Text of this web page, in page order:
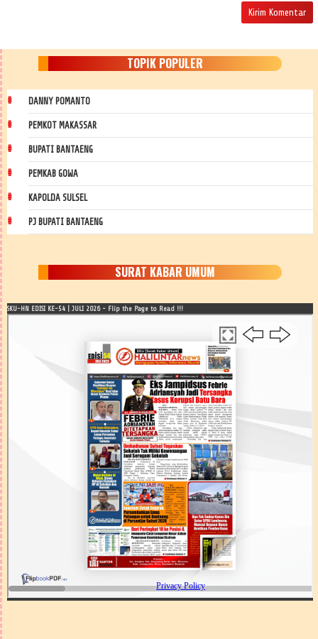
TOPIK POPULER
DANNY POMANTO
PEMKOT MAKASSAR
BUPATI BANTAENG
PEMKAB GOWA
KAPOLDA SULSEL
PJ BUPATI BANTAENG
SURAT KABAR UMUM
SKU-HN EDISI KE-54 | JULI 2026 - Flip the Page to Read !!!